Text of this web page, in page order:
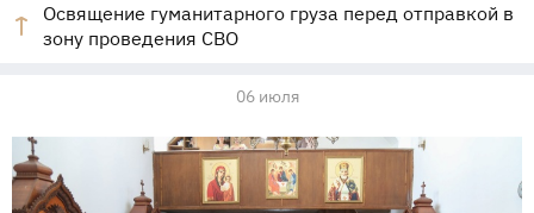
Освящение гуманитарного груза перед отправкой в
зону проведения СВО
06 июля